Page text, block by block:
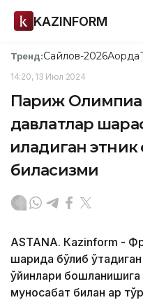
KAZINFORM
Тренд:Сайлов-2026Ақорда
14:20, 13 Июл 2024
Париж
давлатлар
қиладиган этник
биласизми
ASTANА. Кazinform -
шаҳрида бўлиб
ўйинлари
муносабат билан ҳар